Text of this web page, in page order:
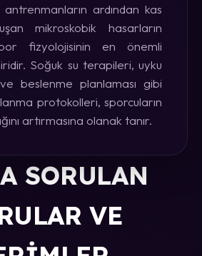
ardından kas
mikroskobik hasarların
fizyolojisinin en önemli
Soğuk su terapileri, uyku
beslenme planlaması gibi
protokolleri, sporcuların
artırmasına olanak tanır.
SORULAN
VE